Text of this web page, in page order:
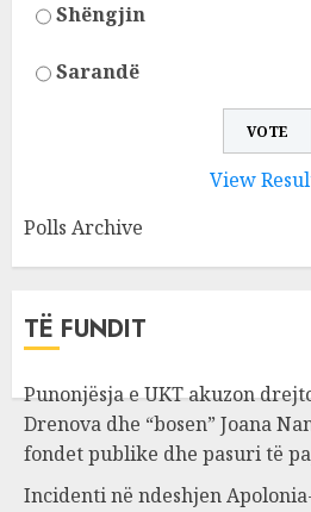
Shëngjin
Sarandë
View
Polls Archive
TË FUNDIT
Punonjësja e UKT akuzon
Drenova dhe “bosen” Joana
fondet publike dhe pasuri të
Incidenti në ndeshjen